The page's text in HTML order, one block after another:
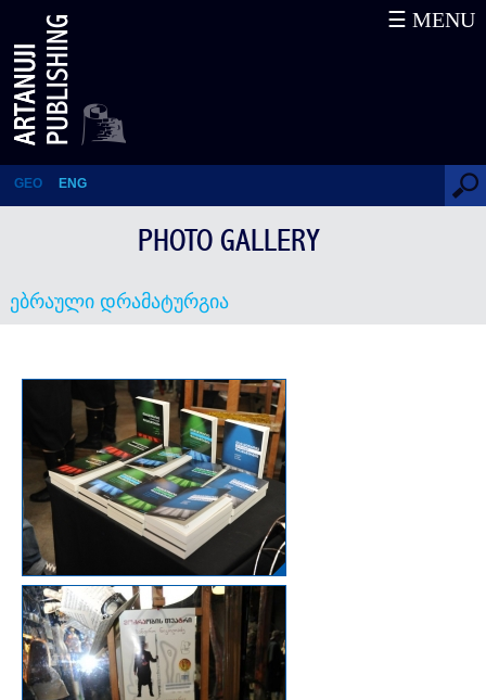
ებრაული დრამატურგია
GEO ENG
☰ MENU
PHOTO GALLERY
ებრაული დრამატურგია